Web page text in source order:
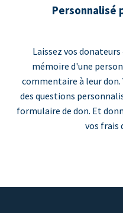
Personnalisé
Laissez vos
mémoire d'une
commentaire à leur
des questions
formulaire de don. Et
vos frais